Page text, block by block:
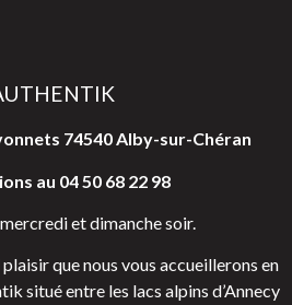
74540 Alby-sur-Chéran
au 04 50 68 22 98
et dimanche soir.
plaisir que nous vous accueillerons en
situé entre les lacs alpins d’Annecy